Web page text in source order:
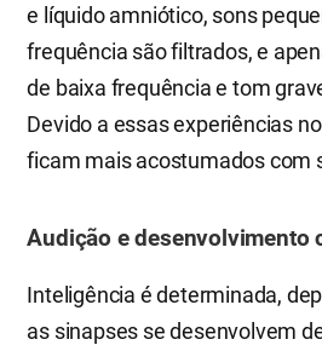
e líquido amniótico, sons
frequência são filtrados, e
de baixa frequência e tom
Devido a essas experiências
ficam mais acostumados com
Audição e desenvolvimento
Inteligência é determinada,
as sinapses se desenvolvem